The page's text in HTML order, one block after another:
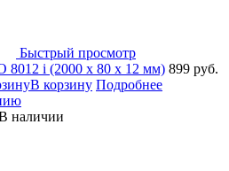
Быстрый просмотр
8012 i (2000 х 80 х 12 мм) 899 руб.
В корзину Подробнее
наличии